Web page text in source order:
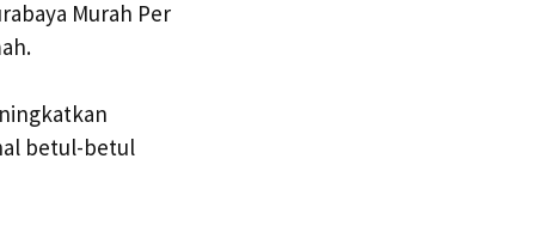
Murah Per
betul-betul